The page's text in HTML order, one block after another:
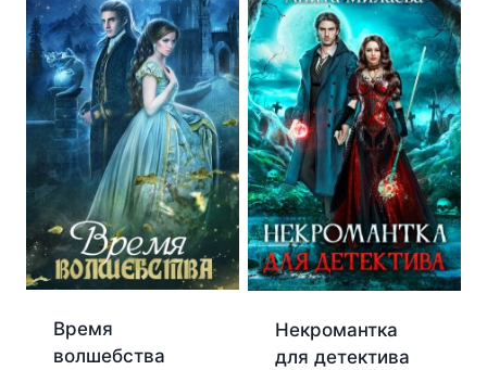
Время
волшебства
Некромантка
для детектива